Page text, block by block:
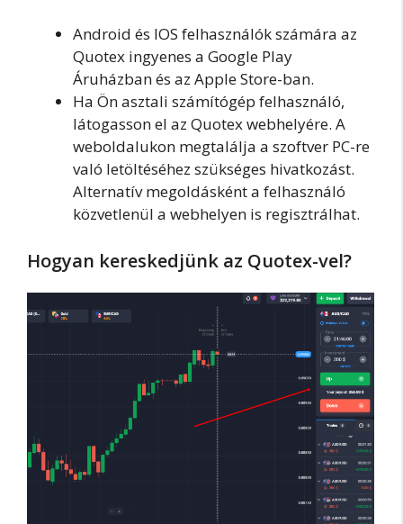
Android és IOS felhasználók számára az
Quotex ingyenes a Google Play
Áruházban és az Apple Store-ban.
Ha Ön asztali számítógép felhasználó,
látogasson el az Quotex webhelyére. A
weboldalukon megtalálja a szoftver PC-re
való letöltéséhez szükséges hivatkozást.
Alternatív megoldásként a felhasználó
közvetlenül a webhelyen is regisztrálhat.
Hogyan kereskedjünk az Quotex-vel?